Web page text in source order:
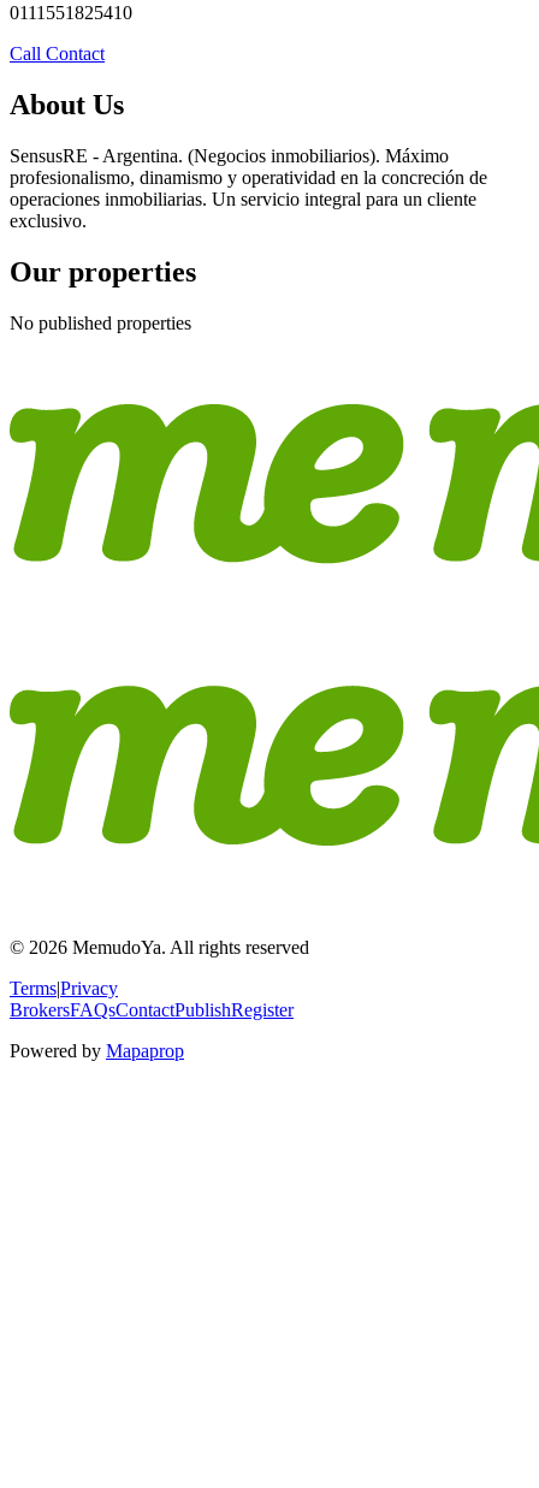
0111551825410
Call Contact
About Us
SensusRE - Argentina. (Negocios inmobiliarios). Máximo
profesionalismo, dinamismo y operatividad en la concreción de
operaciones inmobiliarias. Un servicio integral para un cliente
exclusivo.
Our properties
No published properties
© 2026 MemudoYa. All rights reserved
Terms|Privacy
BrokersFAQsContactPublishRegister
Powered by Mapaprop